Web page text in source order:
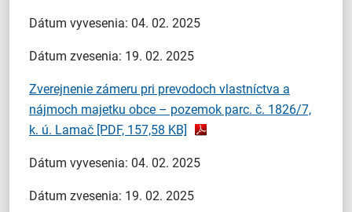
Dátum vyvesenia: 04. 02. 2025
Dátum zvesenia: 19. 02. 2025
Zverejnenie zámeru pri prevodoch vlastníctva a
nájmoch majetku obce – pozemok parc. č. 1826/7,
k. ú. Lamač [PDF, 157,58 KB]
Dátum vyvesenia: 04. 02. 2025
Dátum zvesenia: 19. 02. 2025